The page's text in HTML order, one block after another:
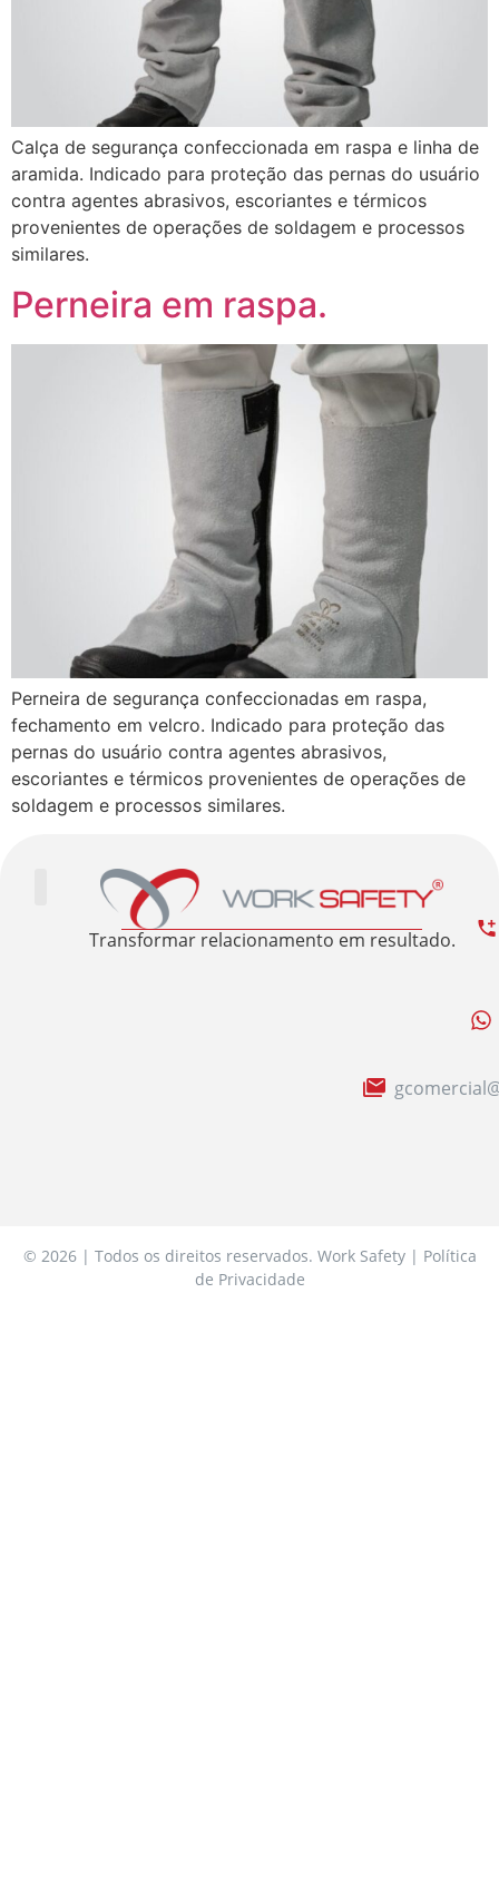
Calça de segurança confeccionada em raspa e linha de
aramida. Indicado para proteção das pernas do usuário
contra agentes abrasivos, escoriantes e térmicos
provenientes de operações de soldagem e processos
similares.
Perneira em raspa.
Perneira de segurança confeccionadas em raspa,
fechamento em velcro. Indicado para proteção das
pernas do usuário contra agentes abrasivos,
escoriantes e térmicos provenientes de operações de
soldagem e processos similares.
Transformar relacionamento em resultado.
© 2026 | Todos os direitos reservados. Work Safety | Política
de Privacidade